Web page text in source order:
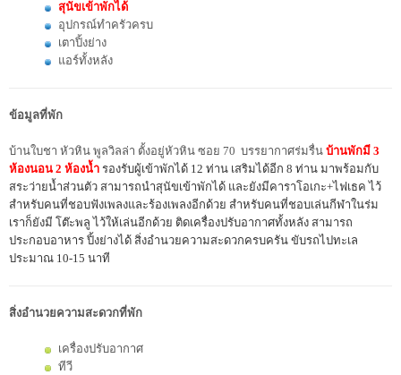
สุนัขเข้าพักได้
อุปกรณ์ทำครัวครบ
เตาปิ้งย่าง
แอร์ทั้งหลัง
ข้อมูลที่พัก
บ้านใบชา หัวหิน พูลวิลล่า ตั้งอยู่หัวหิน ซอย 70 บรรยากาศร่มรื่น บ้านพักมี 3
ห้องนอน 2 ห้องน้ำ รองรับผู้เข้าพักได้ 12 ท่าน เสริมได้อีก 8 ท่าน มาพร้อมกับ
สระว่ายน้ำส่วนตัว สามารถนำสุนัขเข้าพักได้ และยังมีคาราโอเกะ+ไฟเธค ไว้
สำหรับคนที่ชอบฟังเพลงและร้องเพลงอีกด้วย สำหรับคนที่ชอบเล่นกีฬาในร่ม
เราก็ยังมี โต๊ะพลู ไว้ให้เล่นอีกด้วย ติดเครื่องปรับอากาศทั้งหลัง สามารถ
ประกอบอาหาร ปิ้งย่างได้ สิ่งอำนวยความสะดวกครบครัน ขับรถไปทะเล
ประมาณ 10-15 นาที
สิ่งอำนวยความสะดวกที่พัก
เครื่องปรับอากาศ
ทีวี